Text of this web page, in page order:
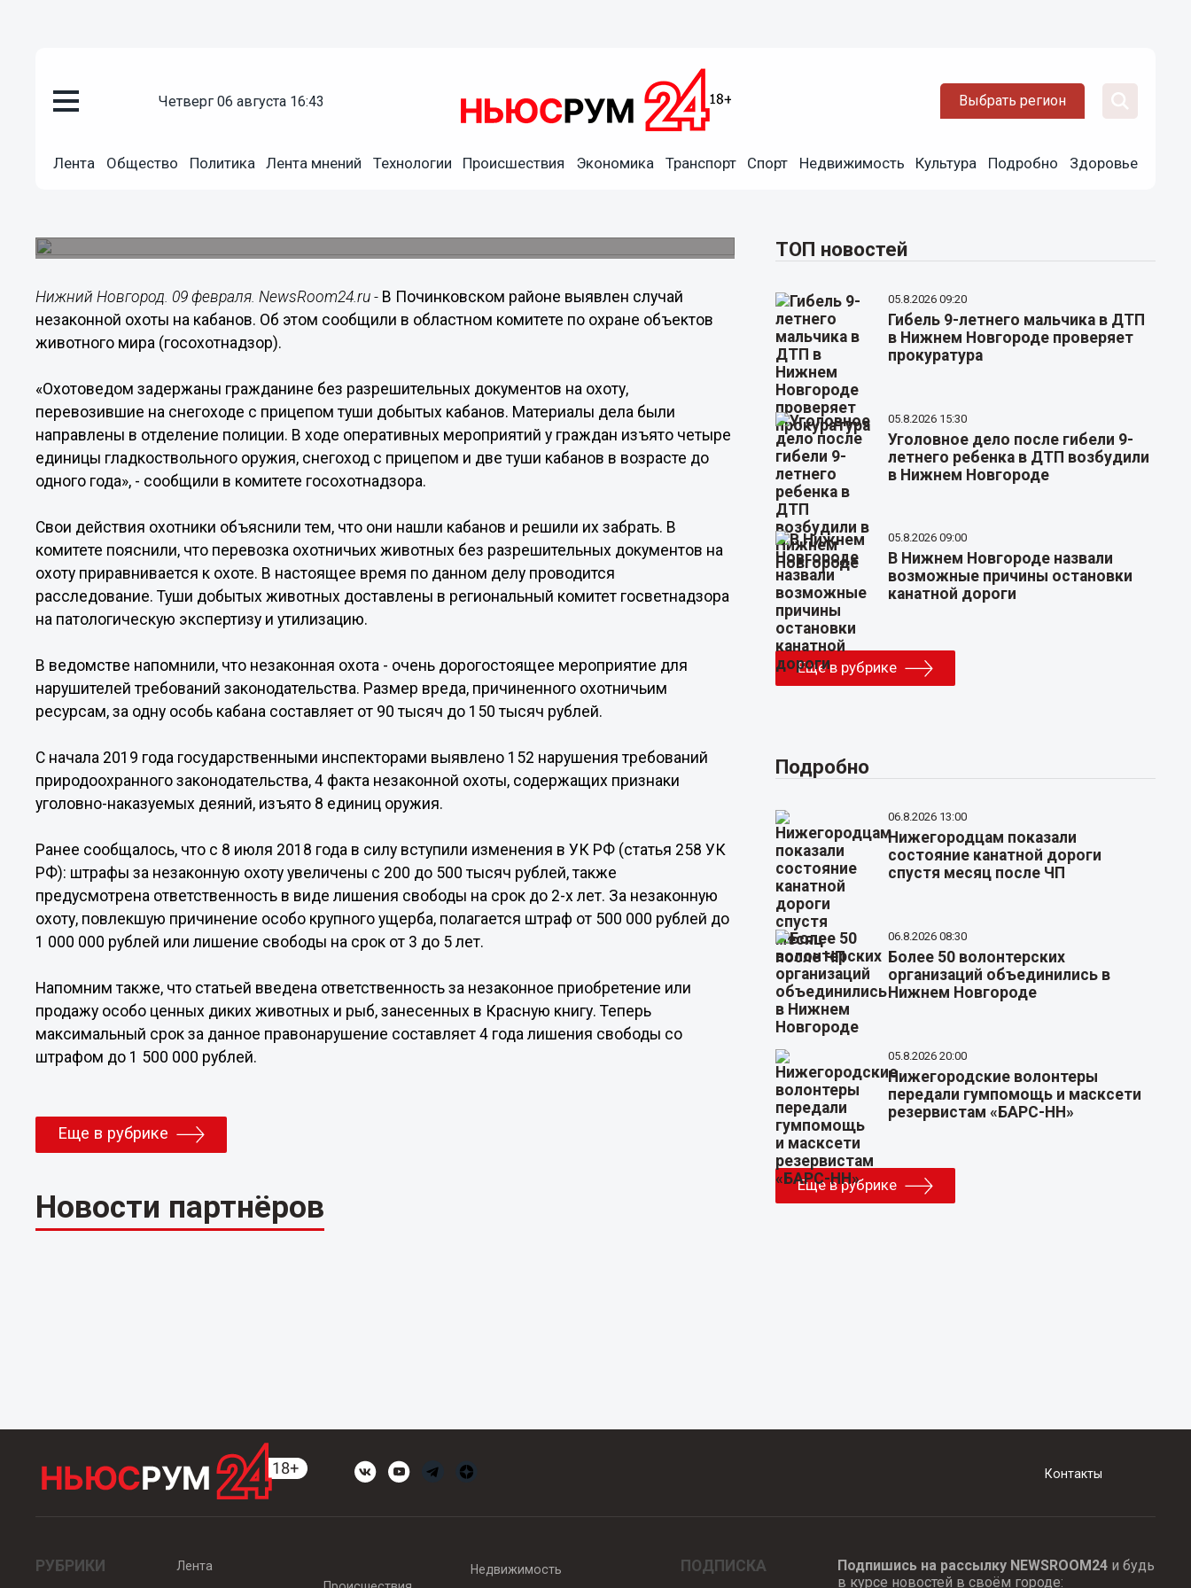
четверг 06 августа 16:43 Выбрать регион
Лента Общество Политика Лента мнений Технологии Происшествия Экономика Транспорт Спорт Недвижимость Культура Подробно Здоровье
В Починковском районе выявлен случай незаконной охоты
Нижний Новгород. 09 февраля. NewsRoom24.ru - В Починковском районе выявлен случай
незаконной охоты на кабанов. Об этом сообщили в областном комитете по охране объектов
животного мира (госохотнадзор).
«Охотоведом задержаны гражданине без разрешительных документов на охоту,
перевозившие на снегоходе с прицепом туши добытых кабанов. Материалы дела были
направлены в отделение полиции. В ходе оперативных мероприятий у граждан изъято четыре
единицы гладкоствольного оружия, снегоход с прицепом и две туши кабанов в возрасте до
одного года», - сообщили в комитете госохотнадзора.
Свои действия охотники объяснили тем, что они нашли кабанов и решили их забрать. В
комитете пояснили, что перевозка охотничьих животных без разрешительных документов на
охоту приравнивается к охоте. В настоящее время по данном делу проводится
расследование. Туши добытых животных доставлены в региональный комитет госветнадзора
на патологическую экспертизу и утилизацию.
В ведомстве напомнили, что незаконная охота - очень дорогостоящее мероприятие для
нарушителей требований законодательства. Размер вреда, причиненного охотничьим
ресурсам, за одну особь кабана составляет от 90 тысяч до 150 тысяч рублей.
С начала 2019 года государственными инспекторами выявлено 152 нарушения требований
природоохранного законодательства, 4 факта незаконной охоты, содержащих признаки
уголовно-наказуемых деяний, изъято 8 единиц оружия.
Ранее сообщалось, что с 8 июля 2018 года в силу вступили изменения в УК РФ (статья 258 УК
РФ): штрафы за незаконную охоту увеличены с 200 до 500 тысяч рублей, также
предусмотрена ответственность в виде лишения свободы на срок до 2-х лет. За незаконную
охоту, повлекшую причинение особо крупного ущерба, полагается штраф от 500 000 рублей до
1 000 000 рублей или лишение свободы на срок от 3 до 5 лет.
Напомним также, что статьей введена ответственность за незаконное приобретение или
продажу особо ценных диких животных и рыб, занесенных в Красную книгу. Теперь
максимальный срок за данное правонарушение составляет 4 года лишения свободы со
штрафом до 1 500 000 рублей.
Еще в рубрике
Новости партнёров
ТОП новостей
05.8.2026 09:20
Гибель 9-летнего мальчика в ДТП
в Нижнем Новгороде проверяет
прокуратура
05.8.2026 15:30
Уголовное дело после гибели 9-
летнего ребенка в ДТП возбудили
в Нижнем Новгороде
05.8.2026 09:00
В Нижнем Новгороде назвали
возможные причины остановки
канатной дороги
Еще в рубрике
Подробно
06.8.2026 13:00
Нижегородцам показали
состояние канатной дороги
спустя месяц после ЧП
06.8.2026 08:30
Более 50 волонтерских
организаций объединились в
Нижнем Новгороде
05.8.2026 20:00
Нижегородские волонтеры
передали гумпомощь и масксети
резервистам «БАРС-НН»
Еще в рубрике
Контакты
РУБРИКИ
Лента
Недвижимость ПОДПИСКА Подпишись на рассылку NEWSROOM24и будь
в курсе новостей в своём городе: